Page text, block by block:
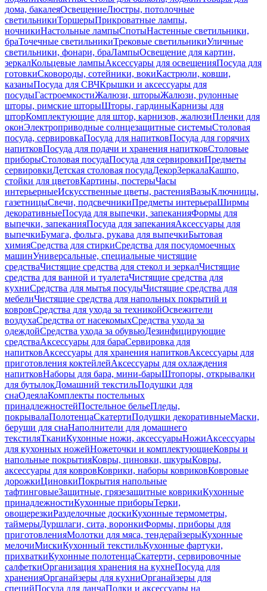
дома, бакалеяОсвещениеЛюстры, потолочные
светильникиТоршерыПрикроватные лампы,
ночникиНастольные лампыСпотыНастенные светильники,
браТочечные светильникиТрековые светильникиУличные
светильники, фонари, браЛампыОсвещение для картин,
зеркалКольцевые лампыАксессуары для освещенияПосуда для
готовкиСковороды, сотейники, вокиКастрюли, ковши,
казаныПосуда для СВЧКрышки и аксессуары для
посудыГастроемкостиЖалюзи, шторыЖалюзи, рулонные
шторы, римские шторыШторы, гардиныКарнизы для
шторКомплектующие для штор, карнизов, жалюзиПленки для
оконЭлектроприводные солнцезащитные системыСтоловая
посуда, сервировкаПосуда для напитковПосуда для горячих
напитковПосуда для подачи и хранения напитковСтоловые
приборыСтоловая посудаПосуда для сервировкиПредметы
сервировкиДетская столовая посудаДекорЗеркалаКашпо,
стойки для цветовКартины, постерыЧасы
интерьерныеИскусственные цветы, растенияВазыКлючницы,
газетницыСвечи, подсвечникиПредметы интерьераШирмы
декоративныеПосуда для выпечки, запеканияФормы для
выпечки, запеканияПосуда для запеканияАксессуары для
выпечкиБумага, фольга, рукава для выпечкиБытовая
химияСредства для стиркиСредства для посудомоечных
машинУниверсальные, специальные чистящие
средстваЧистящие средства для стекол и зеркалЧистящие
средства для ванной и туалетаЧистящие средства для
кухниСредства для мытья посудыЧистящие средства для
мебелиЧистящие средства для напольных покрытий и
ковровСредства для ухода за техникойОсвежители
воздухаСредства от насекомыхСредства ухода за
одеждойСредства ухода за обувьюДезинфицирующие
средстваАксессуары для бараСервировка для
напитковАксессуары для хранения напитковАксессуары для
приготовления коктейлейАксессуары для охлаждения
напитковНаборы для бара, мини-барыШтопоры, открывалки
для бутылокДомашний текстильПодушки для
снаОдеялаКомплекты постельных
принадлежностейПостельное бельеПледы,
покрывалаПолотенцаСкатертиПодушки декоративныеМаски,
беруши для снаНаполнители для домашнего
текстиляТканиКухонные ножи, аксессуарыНожиАксессуары
для кухонных ножейНожеточки и комплектующиеКовры и
напольные покрытияКовры, циновки, шкурыКовры,
аксессуары для ковровКоврики, наборы ковриковКовровые
дорожкиЦиновкиПокрытия напольные
тафтинговыеЗащитные, грязезащитные коврикиКухонные
принадлежностиКухонные приборыТерки,
овощерезкиРазделочные доскиКухонные термометры,
таймерыДуршлаги, сита, воронкиФормы, приборы для
приготовленияМолотки для мяса, тендерайзерыКухонные
мелочиМискиКухонный текстильКухонные фартуки,
прихваткиКухонные полотенцаСкатерти, сервировочные
салфеткиОрганизация хранения на кухнеПосуда для
храненияОрганайзеры для кухниОрганайзеры для
специйПосуда для ланчаПолки и аксессуары на